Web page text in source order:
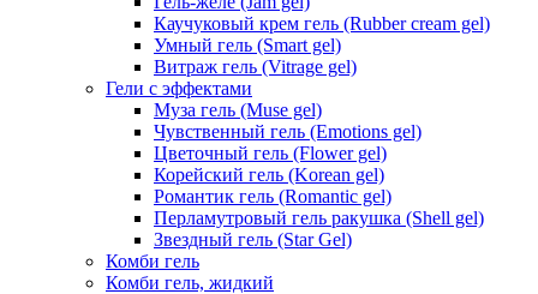
Каучуковый крем гель (Rubber cream gel)
Умный гель (Smart gel)
Витраж гель (Vitrage gel)
Гели с эффектами
Муза гель (Muse gel)
Чувственный гель (Emotions gel)
Цветочный гель (Flower gel)
Корейский гель (Korean gel)
Романтик гель (Romantic gel)
Перламутровый гель ракушка (Shell gel)
Звездный гель (Star Gel)
Комби гель
Комби гель, жидкий